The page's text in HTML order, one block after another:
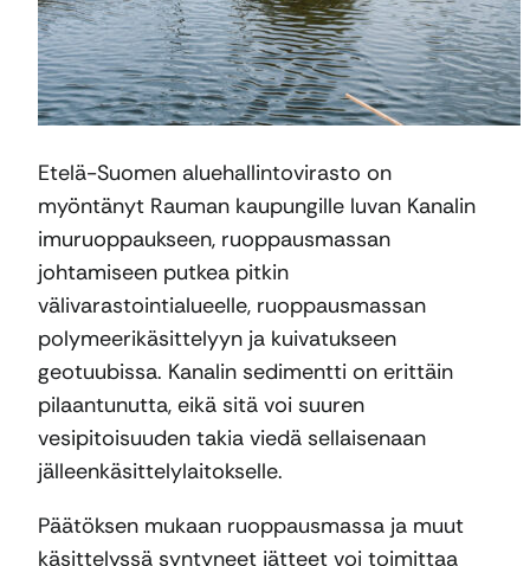
Etelä-Suomen aluehallintovirasto on
myöntänyt Rauman kaupungille luvan Kanalin
imuruoppaukseen, ruoppausmassan
johtamiseen putkea pitkin
välivarastointialueelle, ruoppausmassan
polymeerikäsittelyyn ja kuivatukseen
geotuubissa. Kanalin sedimentti on erittäin
pilaantunutta, eikä sitä voi suuren
vesipitoisuuden takia viedä sellaisenaan
jälleenkäsittelylaitokselle.
Päätöksen mukaan ruoppausmassa ja muut
käsittelyssä syntyneet jätteet voi toimittaa